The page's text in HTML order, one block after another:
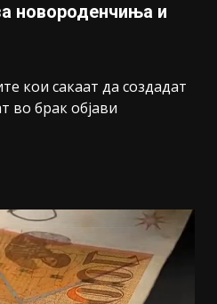
новороденчиња и
кои сакаат да создадат
во брак објави